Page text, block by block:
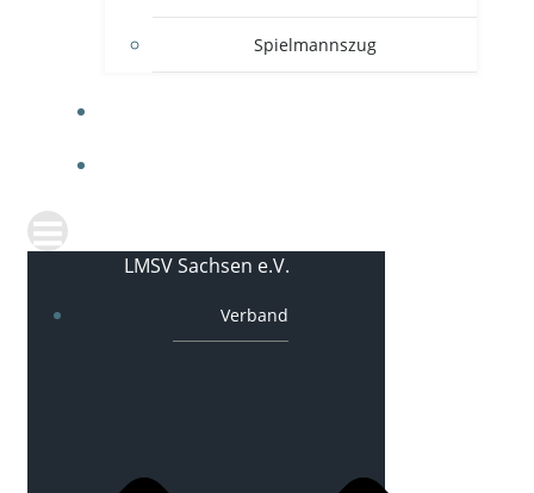
Spielmannszug
LMSV Sachsen e.V.
Verband